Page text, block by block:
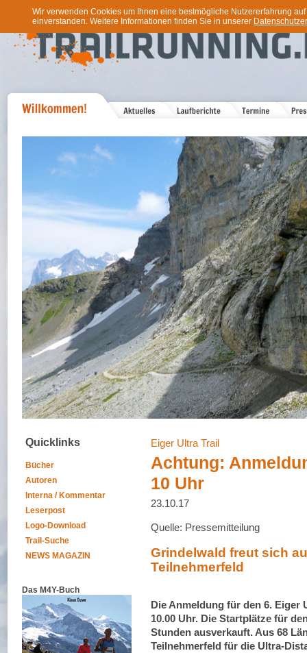
Wir verwenden Cookies um Ihnen eine bestmögliche Nutzererfahrung
einverstanden. Weitere Informationen finden Sie in unserer
Quicklinks
Bücher
Autoren
Interna / Kommentar
Leserpost
Logo-Download
Trail-Suche
NEWS MAGAZIN
Das M4Y-Buch
Eiger Ultra Trail
Achtung:
10 Uhr
23.10.17
Quelle: Pressemitteilung
Grindelwald freut sich
Teilnehmerfeld
Die Anmeldung für den 6. Eiger
10.00 Uhr. Die Startplätze für
Stunden ausverkauft. Aus 68
Teilnehmerfeld für die Ultra-